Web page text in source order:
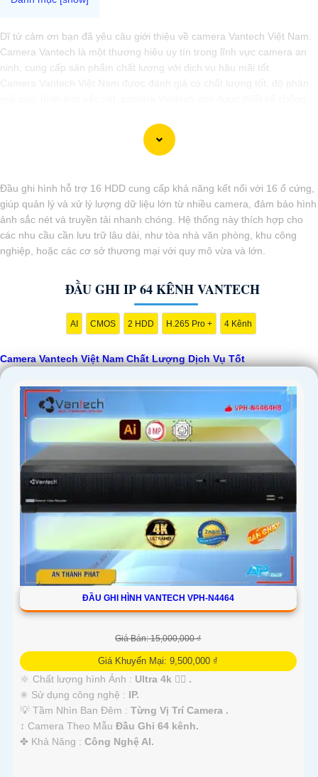
Dĩ tử cảm ơn bạn đã yêu câu giới thiệu về camera Vantech Việt Nam.
Camera Vantech là một thương hiệu uy tín trong lĩnh vực camera an
ninh, cung cấp sản phẩm chất lượng với dịch vụ hậu mãi tốt.
Với cam kết về chất lượng và dịch vụ, camera Vantech Việt Nam mang
chăng.
Nếu bạn cần thêm thông tin chi tiết về sản phẩm hay muốn tư vấn,
hãy liên hệ với đại lý phân phối chính thức của Vantech để được hỗ trợ
tốt nhất.
'
Đầu ghi hình hỗ trợ 16 HDD cung cấp khả năng kết nối với 16 ổ cứng,
giúp quản lý và xử lý lượng dữ liệu lớn từ nhiều camera, đảm bảo hình
ảnh sắc nét và truyền tải nhanh chóng. Hệ thống này thích hợp cho
các nhu cầu cần lưu trữ lâu dài, như tòa nhà văn phòng, khu công
nghiệp, hoặc các cơ sở thương mại với quy mô vừa và lớn.
ĐẦU GHI IP 64 KÊNH VANTECH
AI CMOS 2 HDD H.265 Pro + 4 Kênh
Camera Vantech Việt Nam Chất Lượng Dịch Vụ Tốt
ĐẦU GHI HÌNH VANTECH VPH-N4464
Giá Bán: 15,000,000 ₫
Giá Khuyến Mại: 9,500,000 ₫
🔆 Chất lượng hình Ảnh : Ultra 4k 👍🏾 .
✳️ Sử dụng công nghệ : IP.
💡 Tầm Nhìn Ban Đêm : Từng Vị Trí Camera .
↕️ Camera Theo Mẫu Đầu Ghi 64 kênh.
️✤ Khả Năng : Công Nghệ AI.